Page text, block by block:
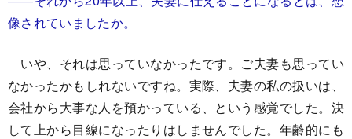
像されていましたか。
いや、それは思っていなかったです。ご夫妻も思ってい
なかったかもしれないですね。実際、夫妻の私の扱いは、
会社から大事な人を預かっている、という感覚でした。決
して上から目線になったりはしませんでした。年齢的にも